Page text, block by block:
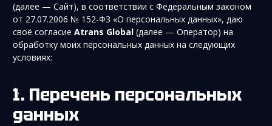
(далее — Сайт), в соответствии с Федеральным законом
от 27.07.2006 № 152-ФЗ «О персональных данных», даю
своё согласие Atrans Global (далее — Оператор) на
обработку моих персональных данных на следующих
условиях:
Перечень персональных
данных